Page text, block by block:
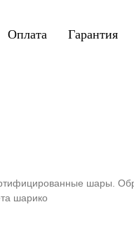
Оплата Гарантия
шары.
шарико